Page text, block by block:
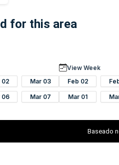
for this area
02 Mar 03
06 Mar 07
View Week
Feb 02
Mar 01
Baseado